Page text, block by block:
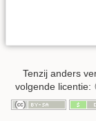
Tenzij anders
volgende licentie: